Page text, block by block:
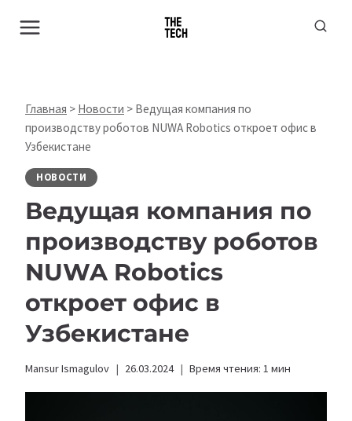
Главная > Новости > Ведущая компания по
производству роботов NUWA Robotics откроет офис в
Узбекистане
НОВОСТИ
Ведущая компания по
производству роботов
NUWA Robotics
откроет офис в
Узбекистане
Mansur Ismagulov 26.03.2024 Время чтения: 1 мин